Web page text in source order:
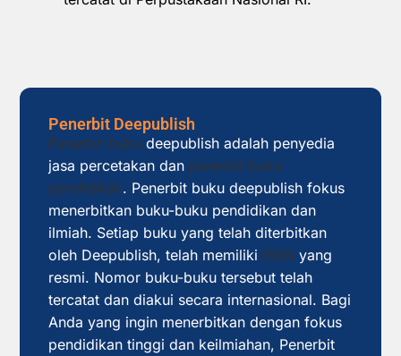
Penerbit Deepublish
Penerbit buku deepublish adalah penyedia
jasa percetakan dan penerbit buku
pendidikan. Penerbit buku deepublish fokus
menerbitkan buku-buku pendidikan dan
ilmiah. Setiap buku yang telah diterbitkan
oleh Deepublish, telah memiliki ISBN yang
resmi. Nomor buku-buku tersebut telah
tercatat dan diakui secara internasional. Bagi
Anda yang ingin menerbitkan dengan fokus
pendidikan tinggi dan keilmiahan, Penerbit